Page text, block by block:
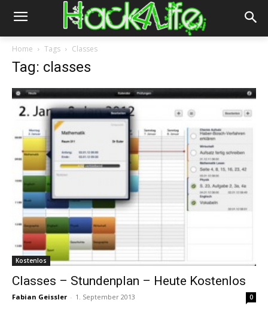
Home Tags Classes
Tag: classes
Kostenlos
Classes – Stundenplan – Heute Kostenlos
Fabian Geissler - 1. September 2013 0